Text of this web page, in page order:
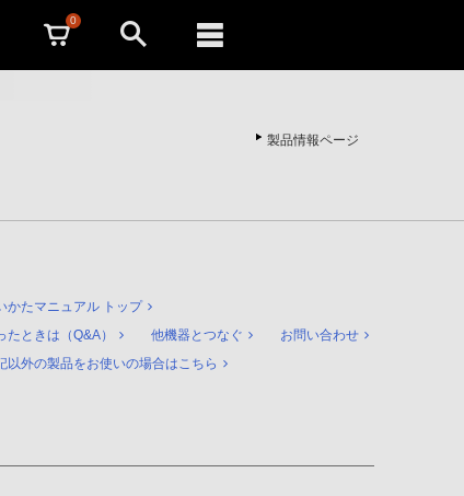
0
製品情報ページ
かたマニュアル トップ
たときは（Q&A）
他機器とつなぐ
お問い合わせ
以外の製品をお使いの場合はこちら